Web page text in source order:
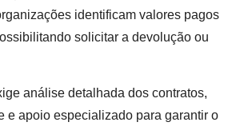
identificam valores pagos
solicitar a devolução ou
análise detalhada dos contratos,
e apoio especializado para garantir o